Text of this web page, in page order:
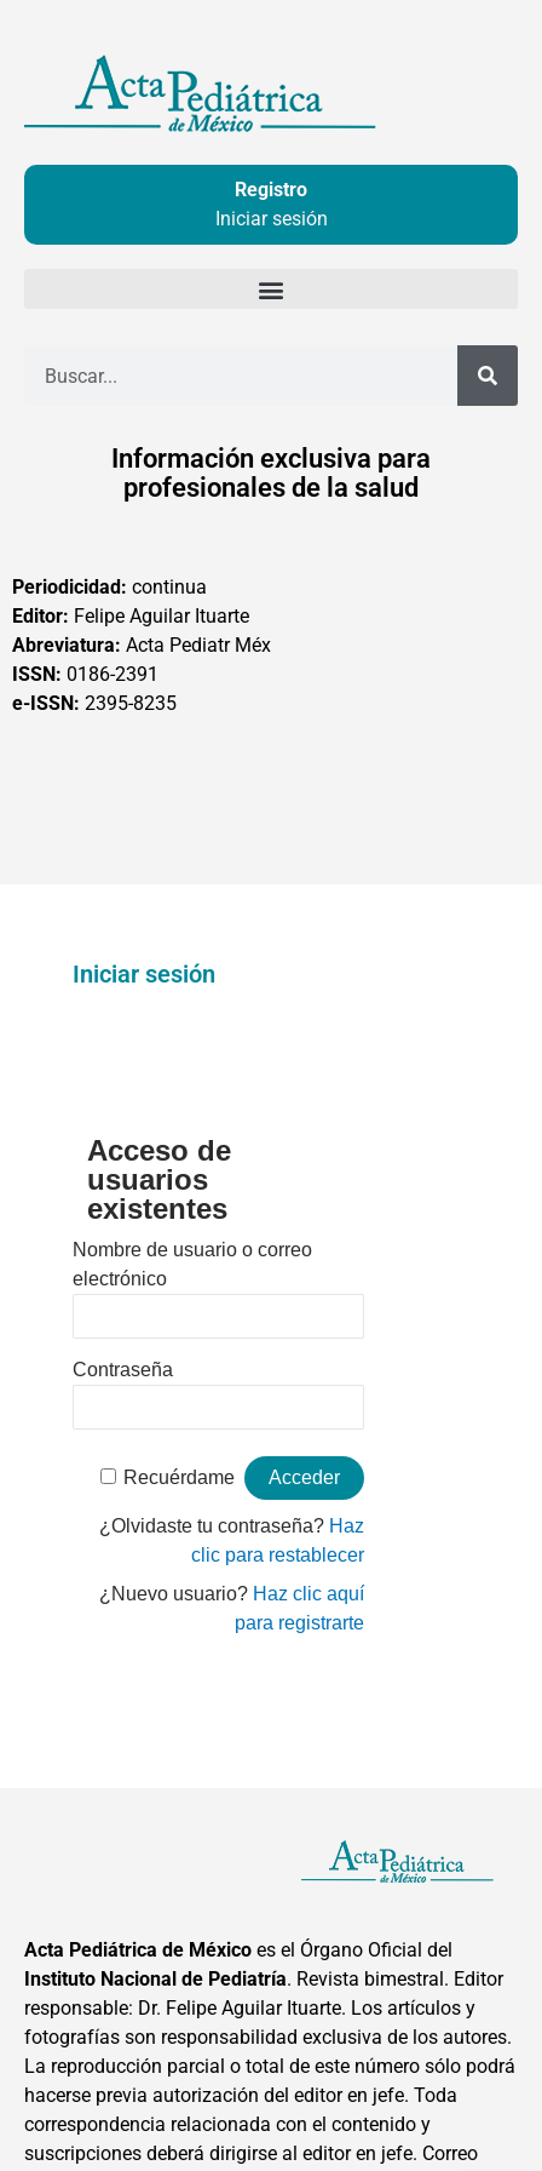
contenido
Registro
Iniciar sesión
Información exclusiva para
profesionales de la salud
Periodicidad: continua
Editor: Felipe Aguilar Ituarte
Abreviatura: Acta Pediatr Méx
ISSN: 0186-2391
e-ISSN: 2395-8235
Iniciar sesión
Acceso de
usuarios
existentes
Nombre de usuario o correo
electrónico
Contraseña
Recuérdame
¿Olvidaste tu contraseña? Haz
clic para restablecer
¿Nuevo usuario? Haz clic aquí
para registrarte
Acta Pediátrica de México es el Órgano Oficial del
Instituto Nacional de Pediatría. Revista bimestral. Editor
responsable: Dr. Felipe Aguilar Ituarte. Los artículos y
fotografías son responsabilidad exclusiva de los autores.
La reproducción parcial o total de este número sólo podrá
hacerse previa autorización del editor en jefe. Toda
correspondencia relacionada con el contenido y
suscripciones deberá dirigirse al editor en jefe. Correo